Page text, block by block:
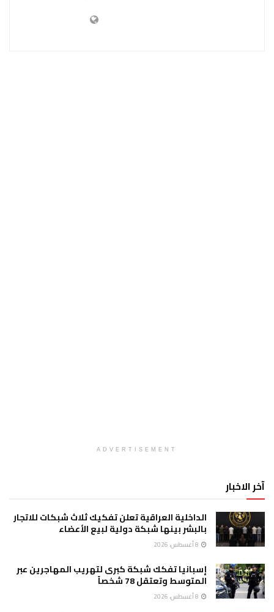
ADVERTISEMENT
آخر الاخبار
الداخلية العراقية تعلن تفكيك ثلاث شبكات للاتجار
بالبشر بينها شبكة دولية لبيع الأعضاء
إسبانيا تفكك شبكة كبرى لتهريب المهاجرين عبر
المتوسط وتعتقل 78 شخصاً